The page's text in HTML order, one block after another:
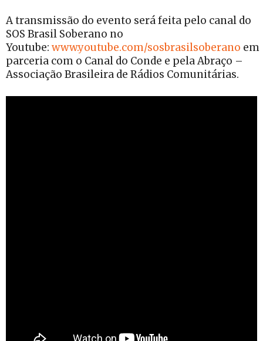
A transmissão do evento será feita pelo canal do
SOS Brasil Soberano no
Youtube: www.youtube.com/sosbrasilsoberano em
parceria com o Canal do Conde e pela Abraço –
Associação Brasileira de Rádios Comunitárias.